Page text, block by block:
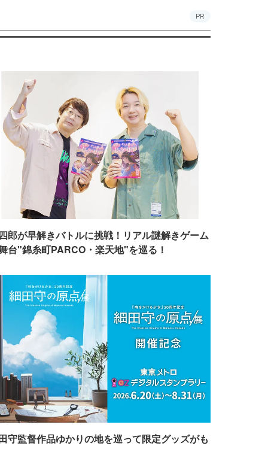
PR
郎が早解きバトルに挑戦！リアル謎解きゲーム
台"錦糸町PARCO・楽天地"を巡る！
守監督作品ゆかりの地を巡って限定グッズがも